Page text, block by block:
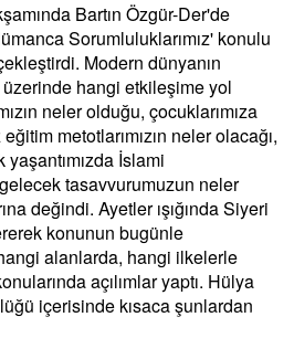
Bartın Özgür-Der'de
Sorumluluklarımız' konulu
Modern dünyanın
hangi etkileşime yol
neler olduğu, çocuklarımıza
metotlarımızın neler olacağı,
İslami
tasavvurumuzun neler
değindi. Ayetler ışığında Siyeri
konunun bugünle
alanlarda, hangi ilkelerle
açılımlar yaptı. Hülya
içerisinde kısaca şunlardan